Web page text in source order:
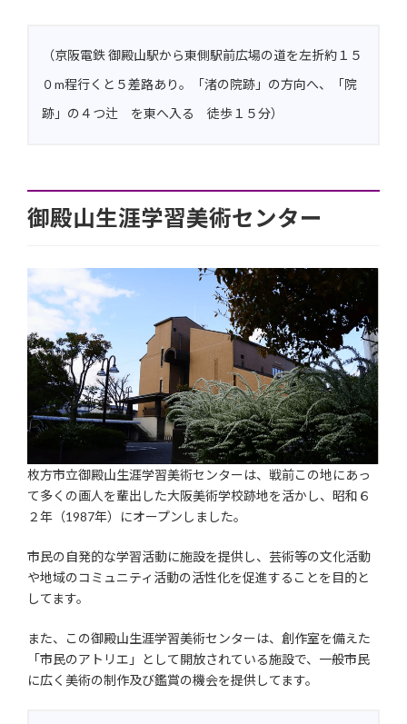
（京阪電鉄 御殿山駅から東側駅前広場の道を左折約１５
０m程行くと５差路あり。「渚の院跡」の方向へ、「院
跡」の４つ辻 を東へ入る 徒歩１５分）
御殿山生涯学習美術センター
枚方市立御殿山生涯学習美術センターは、戦前この地にあっ
て多くの画人を輩出した大阪美術学校跡地を活かし、昭和６
２年（1987年）にオープンしました。
市民の自発的な学習活動に施設を提供し、芸術等の文化活動
や地域のコミュニティ活動の活性化を促進することを目的と
してます。
また、この御殿山生涯学習美術センターは、創作室を備えた
「市民のアトリエ」として開放されている施設で、一般市民
に広く美術の制作及び鑑賞の機会を提供してます。